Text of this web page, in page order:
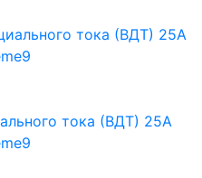
тока (ВДТ) 25A